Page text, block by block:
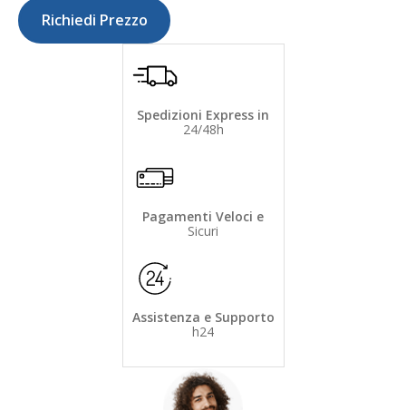
Richiedi Prezzo
Spedizioni Express in
24/48h
Pagamenti Veloci e
Sicuri
Assistenza e Supporto
h24